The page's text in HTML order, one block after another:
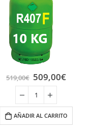
519,00€ 509,00€
AÑADIR AL CARRITO